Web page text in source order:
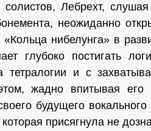
Лебрехт,
неожиданно
нибелунга» в
глубоко постигать
тетралогии и с
жадно впитывая
будущего
присягнула не